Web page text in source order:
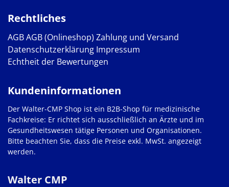
Rechtliches
AGBAGB (Onlineshop) Zahlung und Versand
Datenschutzerklärung Impressum
Echtheit der Bewertungen
Walter CMP
Kundeninformationen
Der Walter-CMP Shop ist ein B2B-Shop für medizinische
Fachkreise: Er richtet sich ausschließlich an Ärzte und im
Gesundheitswesen tätige Personen und Organisationen.
Bitte beachten Sie, dass die Preise exkl. MwSt. angezeigt
werden.